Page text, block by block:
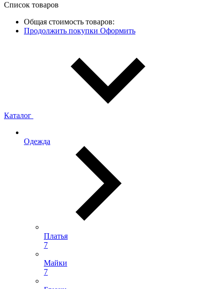
Список товаров
Общая стоимость товаров:
Продолжить покупки Оформить
Каталог
Одежда
Платья
7
Майки
7